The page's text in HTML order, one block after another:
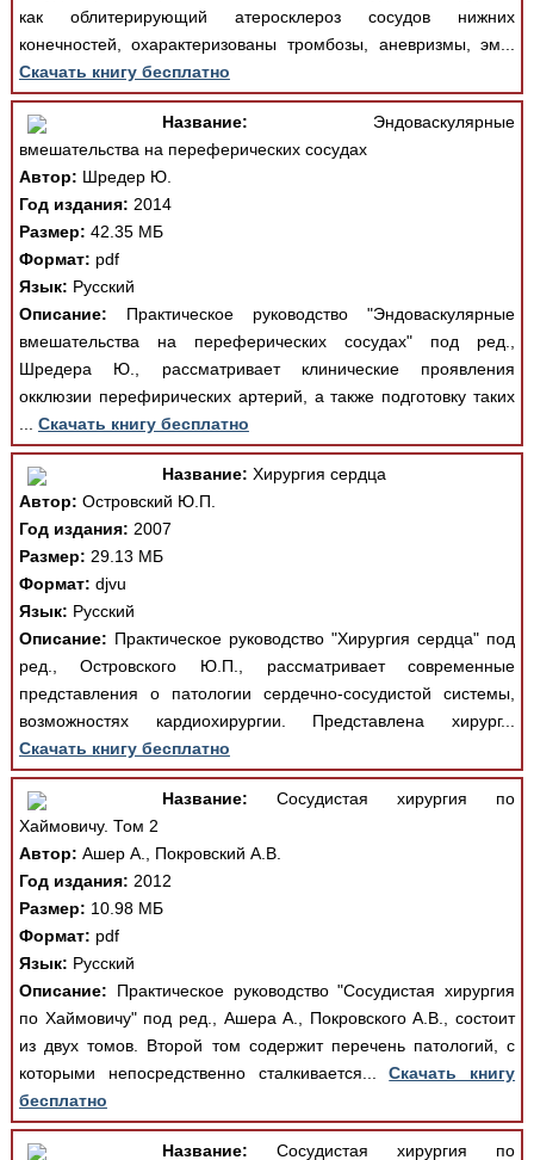
как облитерирующий атеросклероз сосудов нижних
конечностей, охарактеризованы тромбозы, аневризмы, эм...
Скачать книгу бесплатно
Название: Эндоваскулярные
вмешательства на переферических сосудах
Автор: Шредер Ю.
Год издания: 2014
Размер: 42.35 МБ
Формат: pdf
Язык: Русский
Описание: Практическое руководство "Эндоваскулярные
вмешательства на переферических сосудах" под ред.,
Шредера Ю., рассматривает клинические проявления
окклюзии перефирических артерий, а также подготовку таких
Скачать книгу бесплатно
Название: Хирургия сердца
Автор: Островский Ю.П.
Год издания: 2007
Размер: 29.13 МБ
Формат: djvu
Язык: Русский
Описание: Практическое руководство "Хирургия сердца" под
ред., Островского Ю.П., рассматривает современные
представления о патологии сердечно-сосудистой системы,
возможностях кардиохирургии. Представлена хирург...
Скачать книгу бесплатно
Название: Сосудистая хирургия по
Хаймовичу. Том 2
Автор: Ашер А., Покровский А.В.
Год издания: 2012
Размер: 10.98 МБ
Формат: pdf
Язык: Русский
Описание: Практическое руководство "Сосудистая хирургия
по Хаймовичу" под ред., Ашера А., Покровского А.В., состоит
из двух томов. Второй том содержит перечень патологий, с
которыми непосредственно сталкивается...Скачать книгу
бесплатно
Название: Сосудистая хирургия по